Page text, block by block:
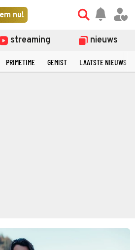
nu!
streaming nieuws
PRIMETIME GEMIST LAATSTE NIEUWS